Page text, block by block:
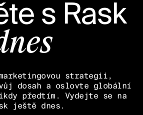
s Rask
strategii,
dosah a oslovte globální
předtím. Vydejte se na
ještě dnes.